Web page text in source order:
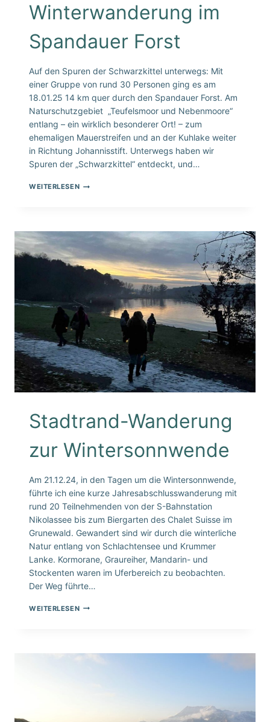
Winterwanderung im
Spandauer Forst
Auf den Spuren der Schwarzkittel unterwegs: Mit
einer Gruppe von rund 30 Personen ging es am
18.01.25 14 km quer durch den Spandauer Forst. Am
Naturschutzgebiet „Teufelsmoor und Nebenmoore“
entlang – ein wirklich besonderer Ort! – zum
ehemaligen Mauerstreifen und an der Kuhlake weiter
in Richtung Johannisstift. Unterwegs haben wir
Spuren der „Schwarzkittel“ entdeckt, und…
WEITERLESEN WINTERWANDERUNG
Stadtrand-Wanderung
zur Wintersonnwende
Am 21.12.24, in den Tagen um die Wintersonnwende,
führte ich eine kurze Jahresabschlusswanderung mit
rund 20 Teilnehmenden von der S-Bahnstation
Nikolassee bis zum Biergarten des Chalet Suisse im
Grunewald. Gewandert sind wir durch die winterliche
Natur entlang von Schlachtensee und Krummer
Lanke. Kormorane, Graureiher, Mandarin- und
Stockenten waren im Uferbereich zu beobachten.
Der Weg führte…
WEITERLESEN STADTRAND-